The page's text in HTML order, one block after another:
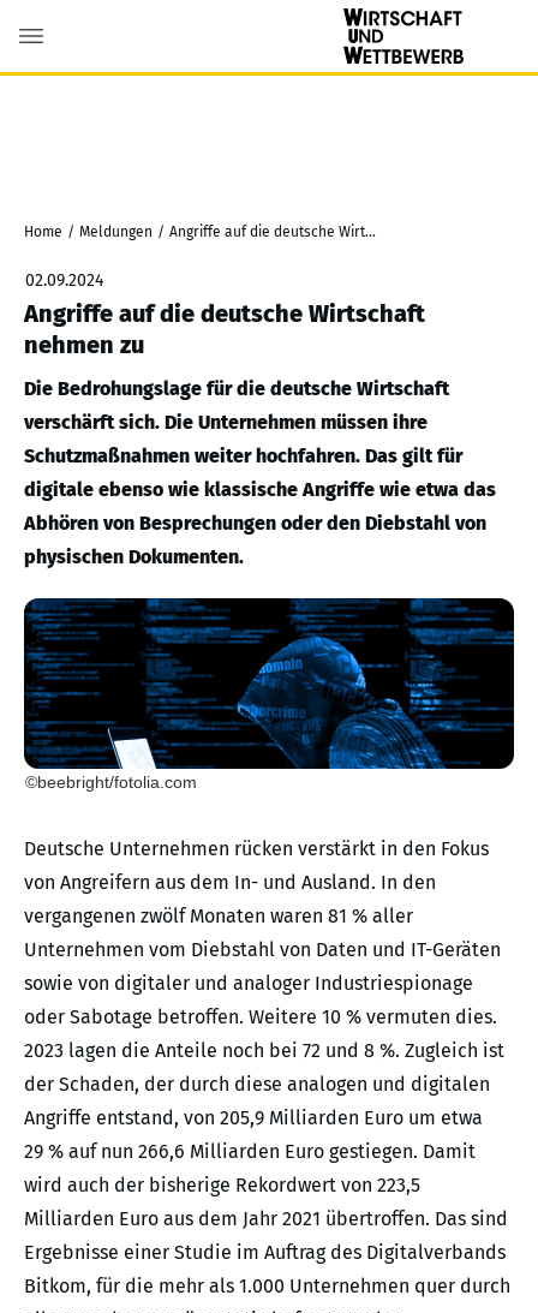
Home / Meldungen / Angriffe auf die deutsche Wirtschaft nehmen zu
02.09.2024
Angriffe auf die deutsche Wirtschaft
nehmen zu
Die Bedrohungslage für die deutsche Wirtschaft
verschärft sich. Die Unternehmen müssen ihre
Schutzmaßnahmen weiter hochfahren. Das gilt für
digitale ebenso wie klassische Angriffe wie etwa das
Abhören von Besprechungen oder den Diebstahl von
physischen Dokumenten.
©beebright/fotolia.com
Deutsche Unternehmen rücken verstärkt in den Fokus
von Angreifern aus dem In- und Ausland. In den
vergangenen zwölf Monaten waren 81 % aller
Unternehmen vom Diebstahl von Daten und IT-Geräten
sowie von digitaler und analoger Industriespionage
oder Sabotage betroffen. Weitere 10 % vermuten dies.
2023 lagen die Anteile noch bei 72 und 8 %. Zugleich ist
der Schaden, der durch diese analogen und digitalen
Angriffe entstand, von 205,9 Milliarden Euro um etwa
29 % auf nun 266,6 Milliarden Euro gestiegen. Damit
wird auch der bisherige Rekordwert von 223,5
Milliarden Euro aus dem Jahr 2021 übertroffen. Das sind
Ergebnisse einer Studie im Auftrag des Digitalverbands
Bitkom, für die mehr als 1.000 Unternehmen quer durch